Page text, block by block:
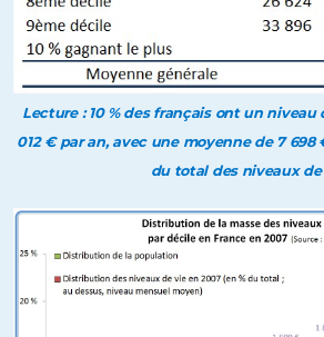
Lecture : 10 % des français ont un niveau
012 € par an, avec une moyenne de 7 698
du total des niveaux de